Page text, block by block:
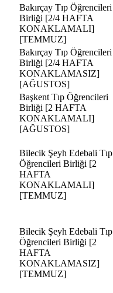
Bakırçay Tıp Öğrencileri
Birliği [2/4 HAFTA
KONAKLAMALI]
[TEMMUZ]
Bakırçay Tıp Öğrencileri
Birliği [2/4 HAFTA
KONAKLAMASIZ]
[AĞUSTOS]
Başkent Tıp Öğrencileri
Birliği [2 HAFTA
KONAKLAMALI]
[AĞUSTOS]
Bilecik Şeyh Edebali Tıp
Öğrencileri Birliği [2
HAFTA
KONAKLAMALI]
[TEMMUZ]
Bilecik Şeyh Edebali Tıp
Öğrencileri Birliği [2
HAFTA
KONAKLAMASIZ]
[TEMMUZ]